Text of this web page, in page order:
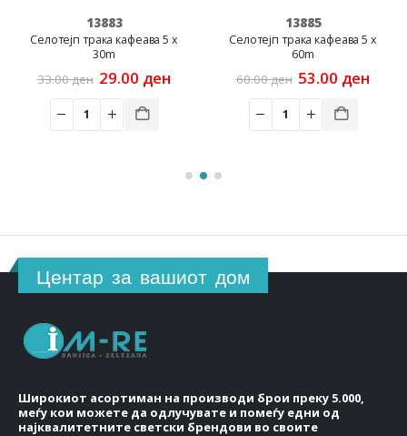
13883
Селотејп трака кафеава 5 x
30m
33.00ден Original
was:
33.00 ден.
29.00денCurrent
13885
Селотејп трака кафеава 5 x
60m
60.00ден Original
was:
60.00 ден.
53.00ден
Центар за вашиот дом
Широкиот асортиман на производи брои преку 5.000,
меѓу кои можете да одлучувате и помеѓу едни од
најквалитетните светски брендови во своите